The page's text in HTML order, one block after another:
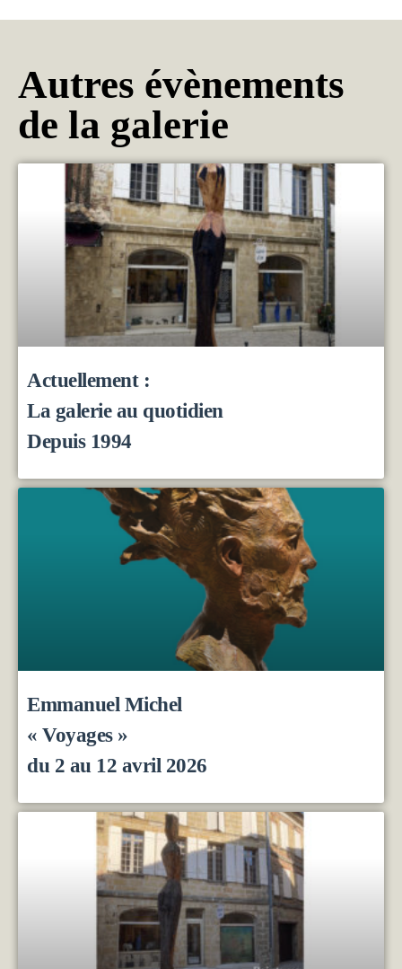
Autres évènements
de la galerie
Actuellement :
La galerie au quotidien
Depuis 1994
Emmanuel Michel
« Voyages »
du 2 au 12 avril 2026